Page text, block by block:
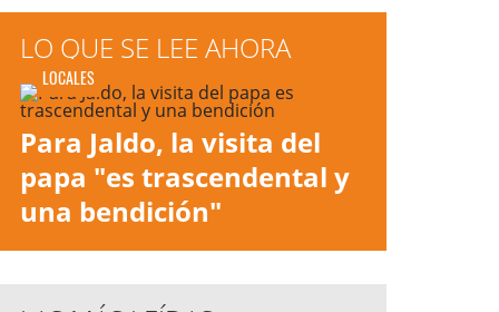
LO QUE SE LEE AHORA
LOCALES
Para Jaldo, la visita del
papa "es trascendental y
una bendición"